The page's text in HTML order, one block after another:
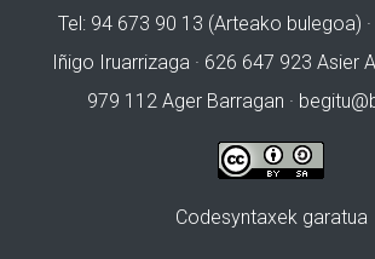
Tel: 94 673 90 13 (Arteako bulegoa)
Iñigo Iruarrizaga · 626 647 923 Asier
979 112 Ager Barragan ·
Codesyntaxek garatua